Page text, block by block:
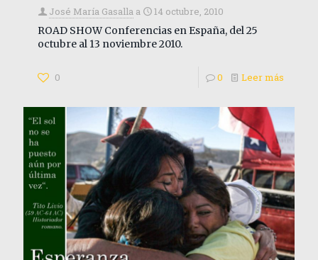
José María Gasalla a
14 octubre, 2010
ROAD SHOW Conferencias en España, del 25
octubre al 13 noviembre 2010.
0 0 Leer más